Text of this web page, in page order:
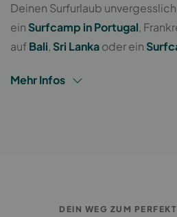
Deinen Surfurlaub
ein Surfcamp in Portugal,
aufBali, Sri Lankaoder ein
Mehr Infos
DEIN WEG ZUM